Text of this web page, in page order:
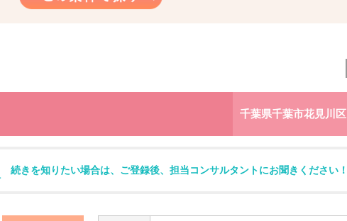
千葉県千葉市花見川区
続きを知りたい場合は、ご登録後、担当コンサルタントにお聞きください！